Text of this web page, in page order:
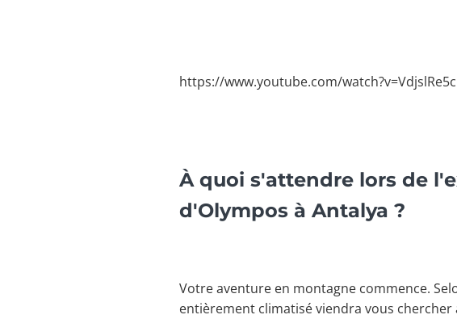
https://www.youtube.com/
À quoi s'attendre lors de
d'Olympos à Antalya ?
Votre aventure en montagne commence.
entièrement climatisé viendra vous